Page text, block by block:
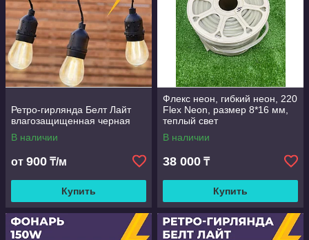
Ретро-гирлянда Белт Лайт
влагозащищенная черная
В наличии
от 900 ₸/м
Купить
Флекс неон, гибкий неон, 220
Flex Neon, размер 8*16 мм,
теплый свет
В наличии
38 000 ₸
Купить